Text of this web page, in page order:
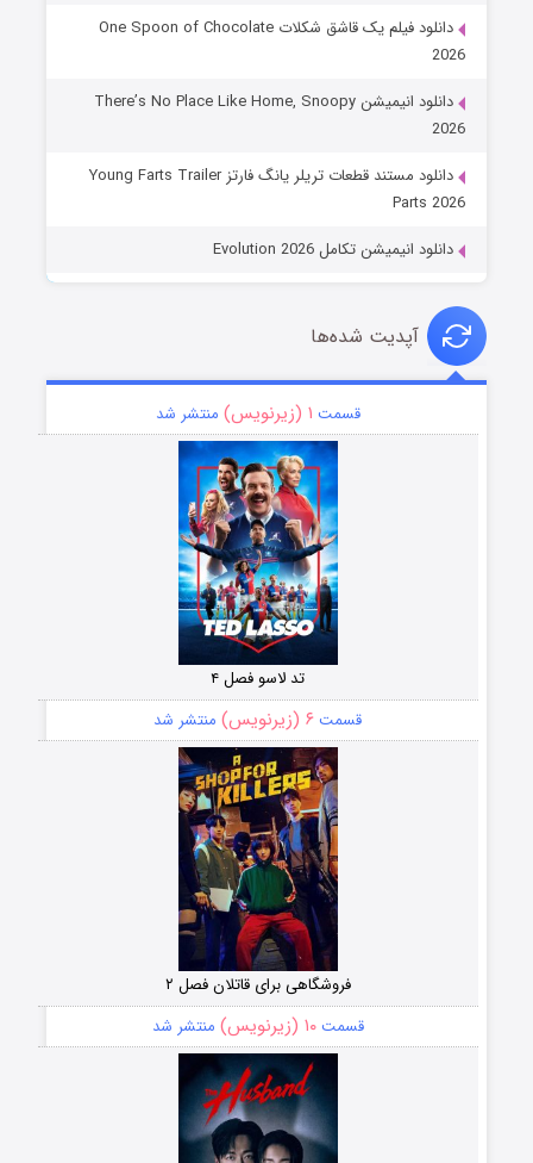
دانلود فیلم یک قاشق شکلات One Spoon of Chocolate
2026
دانلود انیمیشن There’s No Place Like Home, Snoopy
2026
دانلود مستند قطعات تریلر یانگ فارتز Young Farts Trailer
Parts 2026
دانلود انیمیشن تکامل Evolution 2026
آپدیت شده‌ها
قسمت ۱ (زیرنویس) منتشر شد
تد لاسو فصل ۴
قسمت ۶ (زیرنویس) منتشر شد
فروشگاهی برای قاتلان فصل ۲
قسمت۱۰ (زیرنویس) منتشر شد